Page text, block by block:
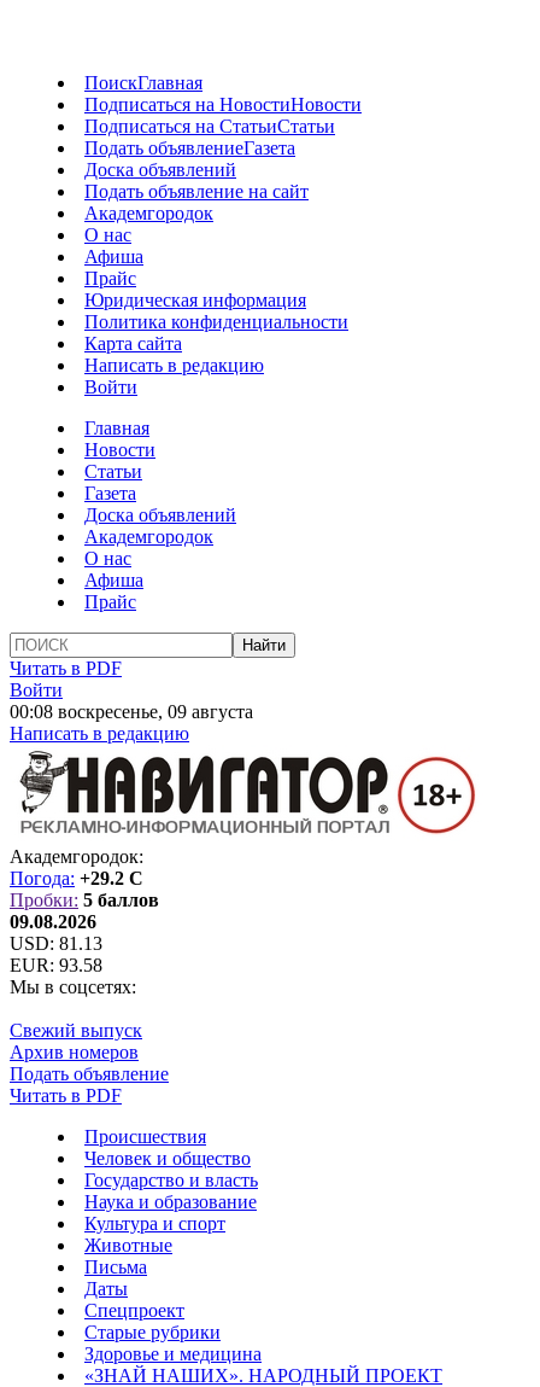
ПоискГлавная
Подписаться на НовостиНовости
Подписаться на СтатьиСтатьи
Подать объявлениеГазета
Доска объявлений
Подать объявление на сайт
Академгородок
О нас
Афиша
Прайс
Юридическая информация
Политика конфиденциальности
Карта сайта
Написать в редакцию
Войти
Главная
Новости
Статьи
Газета
Доска объявлений
Академгородок
О нас
Афиша
Прайс
Читать в PDF
Войти
00:08 воскресенье, 09 августа
Написать в редакцию
Академгородок:
Погода: +29.2 C
Пробки: 5 баллов
09.08.2026
USD: 81.13
EUR: 93.58
Мы в соцсетях:
Свежий выпуск
Архив номеров
Подать объявление
Читать в PDF
Происшествия
Человек и общество
Государство и власть
Наука и образование
Культура и спорт
Животные
Письма
Даты
Спецпроект
Старые рубрики
Здоровье и медицина
«ЗНАЙ НАШИХ». НАРОДНЫЙ ПРОЕКТ